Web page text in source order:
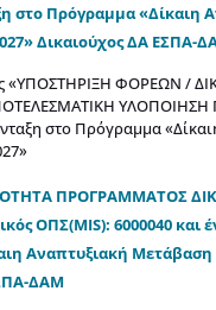
στο Πρόγραμμα «Δίκαιη
Δικαιούχος ΔΑ ΕΣΠΑ-
«ΥΠΟΣΤΗΡΙΞΗ ΦΟΡΕΩΝ /
ΥΛΟΠΟΙΗΣΗ
στο Πρόγραμμα
ΠΡΟΓΡΑΜΜΑΤΟΣ
ΟΠΣ(MIS): 6000040 και
Αναπτυξιακή Μετάβαση
ΔΑΜ